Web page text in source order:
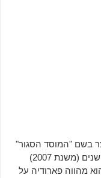
בשם "המוסד הסגור"
שכתב וביים אלון גור אריה, ומוקרן כבר 12 שנים (משנת 2007)
מהווה פארודיה על